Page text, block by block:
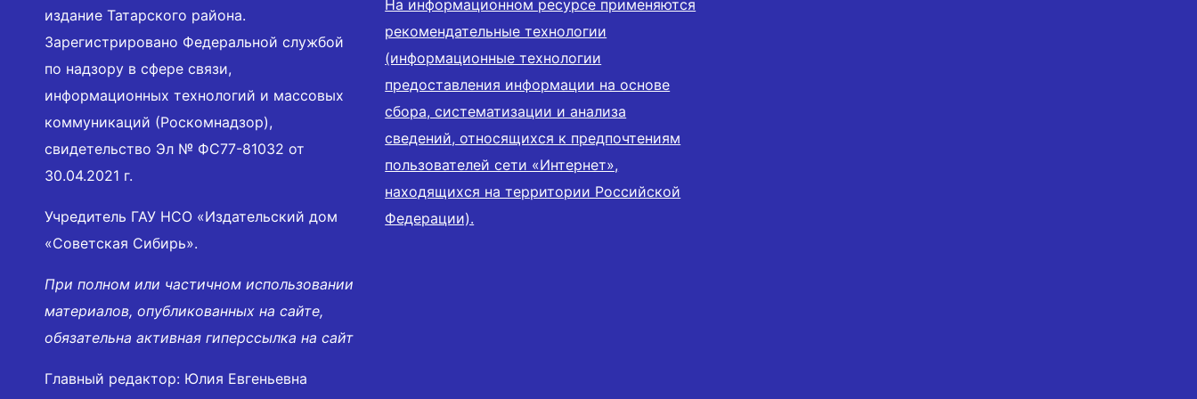
издание Татарского района.
Зарегистрировано Федеральной службой
по надзору в сфере связи,
информационных технологий и массовых
коммуникаций (Роскомнадзор),
свидетельство Эл № ФС77-81032 от
30.04.2021 г.
Учредитель ГАУ НСО «Издательский дом
«Советская Сибирь».
При полном или частичном использовании
материалов, опубликованных на сайте,
обязательна активная гиперссылка на сайт
Главный редактор: Юлия Евгеньевна
На информационном ресурсе применяются
рекомендательные технологии
(информационные технологии
предоставления информации на основе
сбора, систематизации и анализа
сведений, относящихся к предпочтениям
пользователей сети «Интернет»,
находящихся на территории Российской
Федерации).